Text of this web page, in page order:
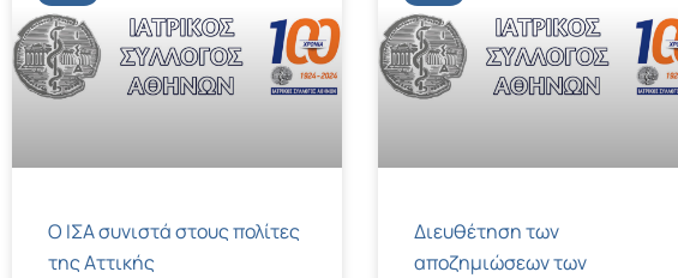
Ο ΙΣΑ συνιστά στους πολίτες
της Αττικής
Διευθέτηση των
αποζημιώσεων των